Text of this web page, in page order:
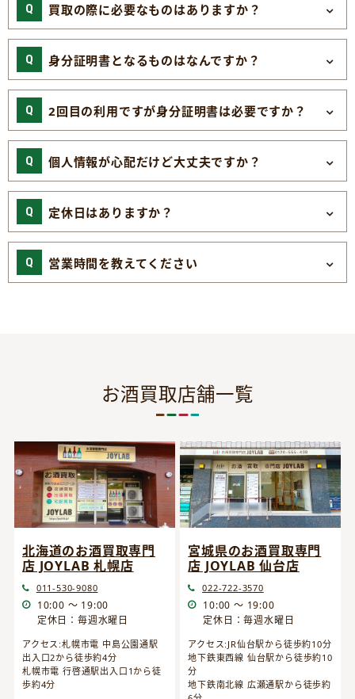
買取の際に必要なものはありますか？
身分証明書となるものはなんですか？
2回目の利用ですが身分証明書は必要ですか？
個人情報が心配だけど大丈夫ですか？
定休日はありますか？
営業時間を教えてください
お酒買取店舗一覧
北海道のお酒買取専門
店 JOYLAB 札幌店
011-530-9080
10:00 ～ 19:00
定休日：毎週水曜日
アクセス:札幌市電 中島公園通駅
出入口2から徒歩約4分
札幌市電 行啓通駅出入口1から徒
歩約4分
宮城県のお酒買取専門
店 JOYLAB 仙台店
022-722-3570
10:00 ～ 19:00
定休日：毎週水曜日
アクセス:JR仙台駅から徒歩約10分
地下鉄東西線 仙台駅から徒歩約10
分
地下鉄南北線 広瀬通駅から徒歩約